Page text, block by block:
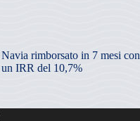
Navia rimborsato in 7 mesi con
un IRR del 10,7%